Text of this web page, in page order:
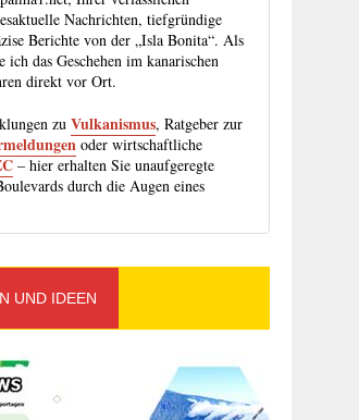
Nachrichten, tiefgründige
Berichte von der „Isla Bonita“. Als
ich das Geschehen im kanarischen
direkt vor Ort.
zuVulkanismus, Ratgeber zur
oder wirtschaftliche
– hier erhalten Sie unaufgeregte
durch die Augen eines
UND IDEEN